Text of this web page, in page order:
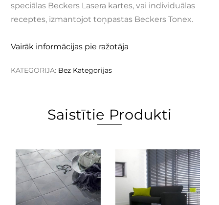
speciālas Beckers Lasera kartes, vai individuālas
receptes, izmantojot toņpastas Beckers Tonex.
Vairāk informācijas pie ražotāja
KATEGORIJA: Bez Kategorijas
Saistītie Produkti